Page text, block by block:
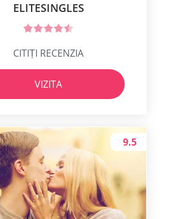
ELITESINGLES
CITIȚI RECENZIA
VIZITA
9.5